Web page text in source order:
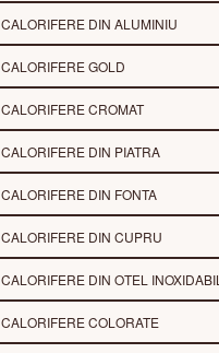
CALORIFERE DIN ALUMINIU
CALORIFERE GOLD
CALORIFERE CROMAT
CALORIFERE DIN PIATRA
CALORIFERE DIN FONTA
CALORIFERE DIN CUPRU
CALORIFERE DIN OTEL INOXIDABIL
CALORIFERE COLORATE